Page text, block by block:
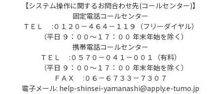
【システム操作に関するお問合わせ先(コールセンター)】
固定電話コールセンター
ＴＥＬ :０１２０－４６４－１１９（フリーダイヤル）
（平日 ９：００～１７：００ 年末年始を除く）
携帯電話コールセンター
ＴＥＬ :０５７０－０４１－００１（有料）
（平日 ９：００～１７：００ 年末年始を除く）
ＦＡＸ :０６－６７３３－７３０７
電子メール: help-shinsei-yamanashi@apply.e-tumo.jp